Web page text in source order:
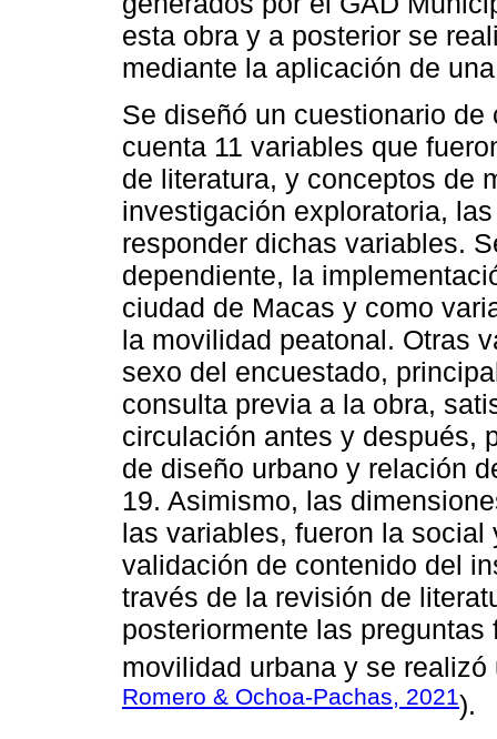
esta obra y a posterior se
mediante la aplicación de
Se diseñó un cuestionario
cuenta 11 variables que
de literatura, y conceptos de
investigación exploratoria,
responder dichas variables.
dependiente, la
ciudad de Macas y como
la movilidad peatonal. Otras
sexo del encuestado,
consulta previa a la obra,
circulación antes y después,
de diseño urbano y relación
19. Asimismo, las
las variables, fueron la
validación de contenido del
través de la revisión de
posteriormente las
movilidad urbana y se
Romero & Ochoa-Pachas, 2021).